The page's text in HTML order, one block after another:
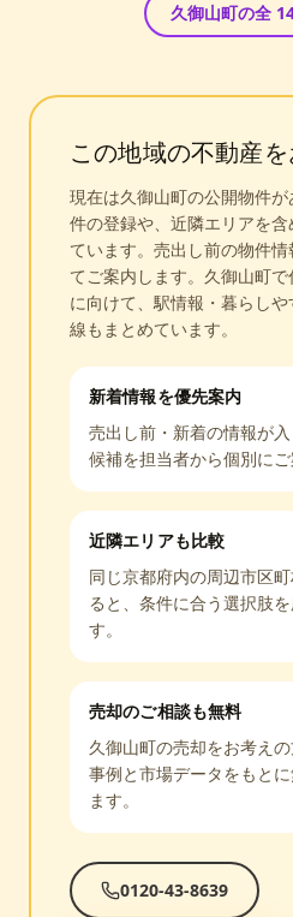
久御山町の全
この地域の不動産
現在は久御山町の公開物件
件の登録や、近隣エリアを
ています。売出し前の物件
てご案内します。 久御山町
に向けて、駅情報・暮らし
線もまとめています。
新着情報を優先案内
売出し前・新着の情報が
候補を担当者から個別にご
近隣エリアも比較
同じ京都府内の周辺市区
ると、条件に合う選択肢
す。
売却のご相談も無料
久御山町の売却をお考え
事例と市場データをもと
ます。
0120-43-8639